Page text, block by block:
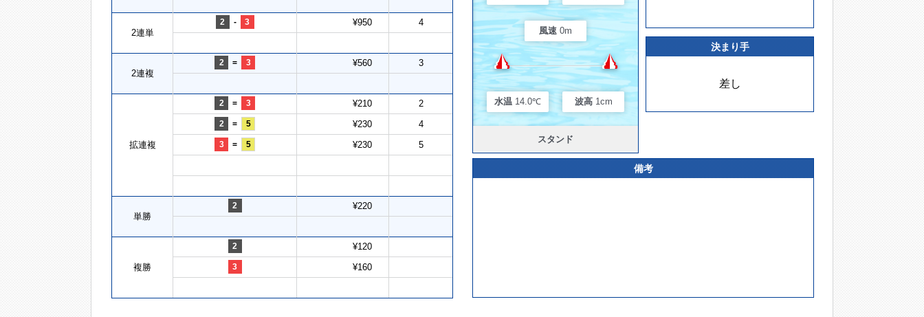
2連単
2 - 3 ¥950 4
2連複
2 = 3 ¥560 3
拡連複
2 = 3 ¥210 2
2 = 5 ¥230 4
3 = 5 ¥230 5
単勝
2 ¥220
複勝
2 ¥120
3 ¥160
風速 0m
水温 14.0℃ 波高 1cm
スタンド
決まり手
差し
備考